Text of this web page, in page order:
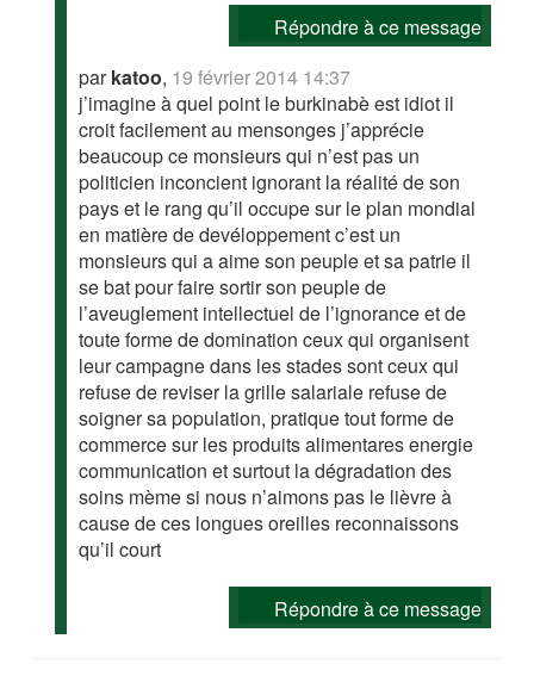
Répondre à ce message
parkatoo, 19 février 2014 14:37
j’imagine à quel point le burkinabè est idiot il
croit facilement au mensonges j’apprécie
beaucoup ce monsieurs qui n’est pas un
politicien inconcient ignorant la réalité de son
pays et le rang qu’il occupe sur le plan mondial
en matière de devéloppement c’est un
monsieurs qui a aime son peuple et sa patrie il
se bat pour faire sortir son peuple de
l’aveuglement intellectuel de l’ignorance et de
toute forme de domination ceux qui organisent
leur campagne dans les stades sont ceux qui
refuse de reviser la grille salariale refuse de
soigner sa population, pratique tout forme de
commerce sur les produits alimentares energie
communication et surtout la dégradation des
soins mème si nous n’aimons pas le lièvre à
cause de ces longues oreilles reconnaissons
qu’il court
Répondre à ce message